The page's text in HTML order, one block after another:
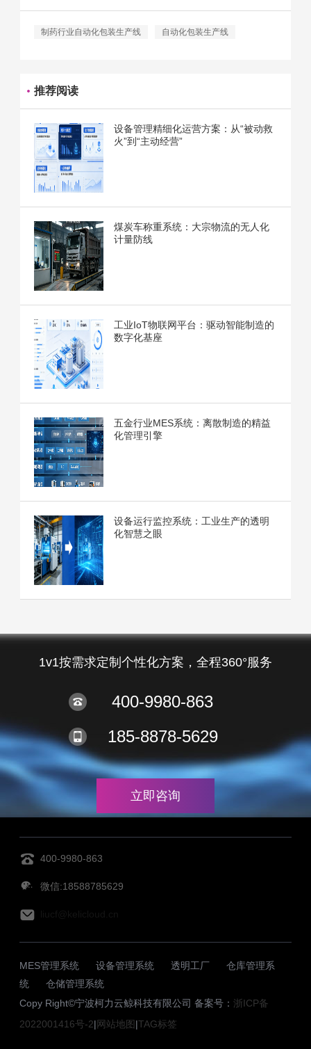
制药行业自动化包装生产线 自动化包装生产线
推荐阅读
设备管理精细化运营方案：从“被动救
火”到“主动经营”
煤炭车称重系统：大宗物流的无人化
计量防线
工业IoT物联网平台：驱动智能制造的
数字化基座
五金行业MES系统：离散制造的精益
化管理引擎
设备运行监控系统：工业生产的透明
化智慧之眼
1v1按需求定制个性化方案，全程360°服务
400-9980-863
185-8878-5629
立即咨询
400-9980-863
微信:18588785629
MES管理系统 设备管理系统 透明工厂
仓库管理系
统
仓储管理系统
Copy Right©宁波柯力云鲸科技有限公司 备案号：浙ICP备
2022001416号-2|网站地图 |TAG标签